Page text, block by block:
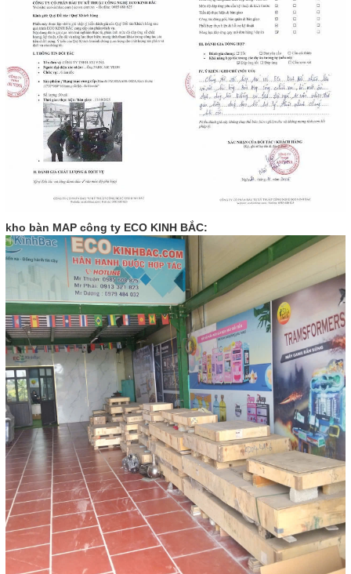
kho bàn MAP công ty ECO KINH BẮC: